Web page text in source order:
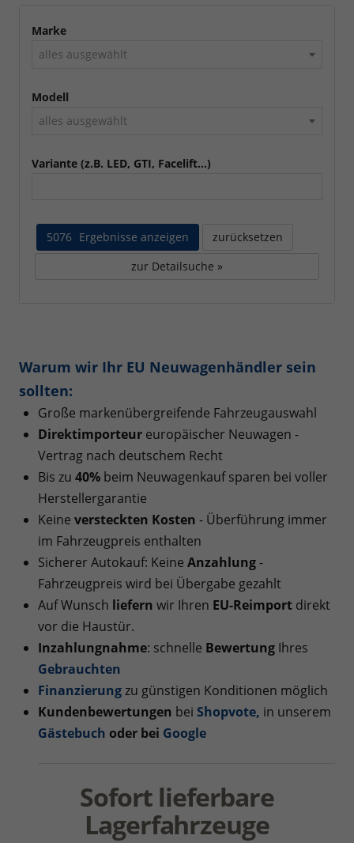
Marke
alles ausgewählt
Modell
alles ausgewählt
Variante (z.B. LED, GTI, Facelift...)
5076 Ergebnisse anzeigen
zurücksetzen
zur Detailsuche »
Warum wir Ihr EU Neuwagenhändler sein
sollten:
Große markenübergreifende Fahrzeugauswahl
Direktimporteur europäischer Neuwagen -
Vertrag nach deutschem Recht
Bis zu 40% beim Neuwagenkauf sparen bei voller
Herstellergarantie
Keine versteckten Kosten - Überführung immer
im Fahrzeugpreis enthalten
Sicherer Autokauf: Keine Anzahlung-
Fahrzeugpreis wird bei Übergabe gezahlt
Auf Wunsch liefern wir Ihren EU-Reimport direkt
vor die Haustür.
Inzahlungnahme: schnelle Bewertung Ihres
Gebrauchten
Finanzierungzu günstigen Konditionen möglich
Kundenbewertungen bei Shopvote, in unserem
Gästebuch oder bei Google
Sofort lieferbare
Lagerfahrzeuge